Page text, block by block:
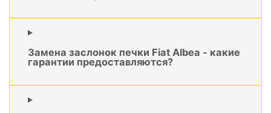
Замена заслонок печки Fiat Albea - какие
гарантии предоставляются?